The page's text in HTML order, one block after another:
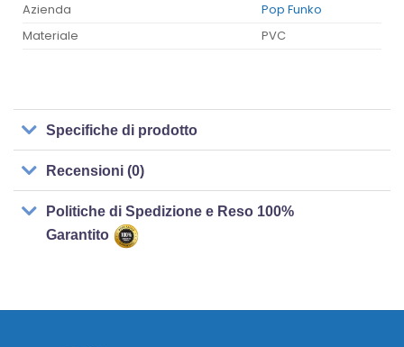
Azienda
Pop Funko
Materiale
PVC
Specifiche di prodotto
Recensioni (0)
Politiche di Spedizione e Reso 100%
Garantito